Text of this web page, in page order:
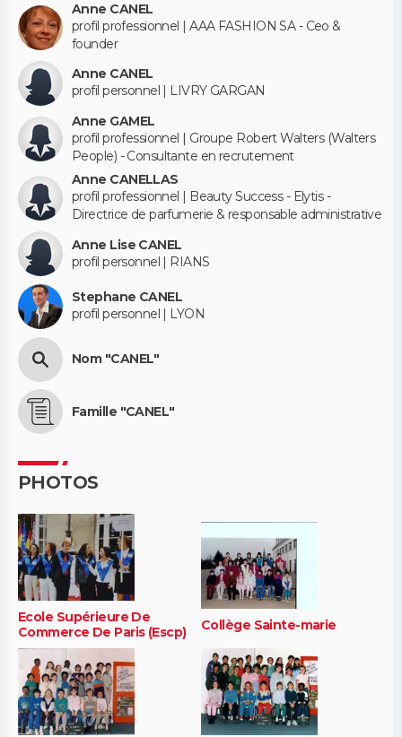
Anne CANEL
profil professionnel | AAA FASHION SA - Ceo &
founder
Anne CANEL
profil personnel | LIVRY GARGAN
Anne GAMEL
profil professionnel | Groupe Robert Walters (Walters
People) - Consultante en recrutement
Anne CANELLAS
profil professionnel | Beauty Success - Elytis -
Directrice de parfumerie & responsable administrative
Anne Lise CANEL
profil personnel | RIANS
Stephane CANEL
profil personnel | LYON
Nom "CANEL"
Famille "CANEL"
PHOTOS
Ecole Supérieure De
Commerce De Paris (Escp)
Collège Sainte-marie